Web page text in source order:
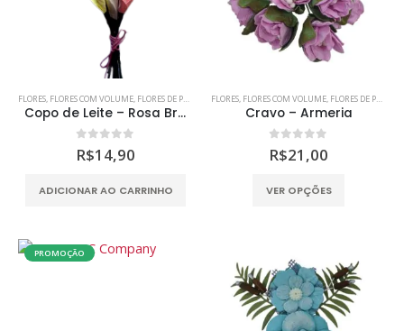
FLORES FLORES COM VOLUME FLORES DE PAPEL MDF,SCRAP DECOR,SCRAPBOOKING
Copo de Leite – Rosa Branco Amarelo
0 out of 5
R$14,90
ADICIONAR AO CARRINHO
FLORES FLORES COM VOLUME FLORES DE PAPEL
Cravo – Armeria
0 out of 5
R$21,00
VER OPÇÕES
variantes.
As
opções
podem
PROMOÇÃO